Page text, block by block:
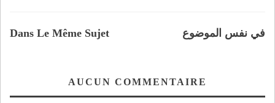
Dans Le Même Sujet في نفس الموضوع
AUCUN COMMENTAIRE